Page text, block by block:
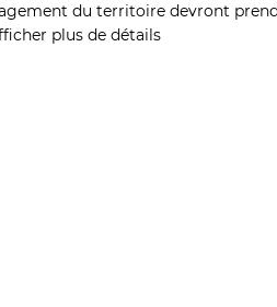
du territoire devront
plus de détails